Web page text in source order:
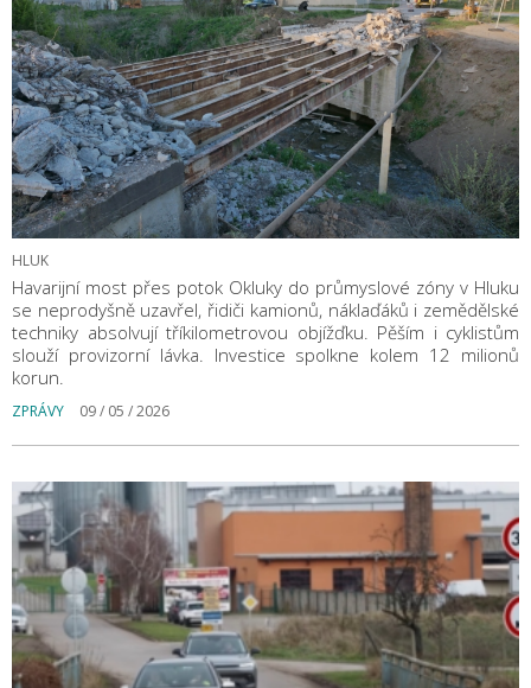
HLUK
Havarijní most přes potok Okluky do průmyslové zóny v Hluku
se neprodyšně uzavřel, řidiči kamionů, náklaďáků i zemědělské
techniky absolvují tříkilometrovou objížďku. Pěším i cyklistům
slouží provizorní lávka. Investice spolkne kolem 12 milionů
korun.
ZPRÁVY 09 / 05 / 2026